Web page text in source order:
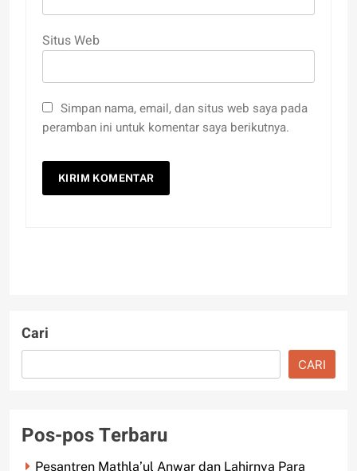
Situs Web
Simpan nama, email, dan situs web saya pada
peramban ini untuk komentar saya berikutnya.
Cari
CARI
Pos-pos Terbaru
Pesantren Mathla’ul Anwar dan Lahirnya Para